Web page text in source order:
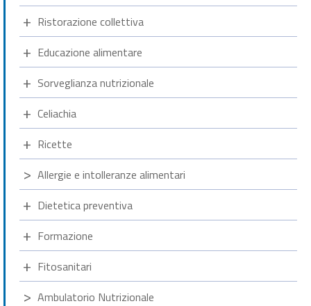
Ristorazione collettiva
Educazione alimentare
Sorveglianza nutrizionale
Celiachia
Ricette
Allergie e intolleranze alimentari
Dietetica preventiva
Formazione
Fitosanitari
Ambulatorio Nutrizionale